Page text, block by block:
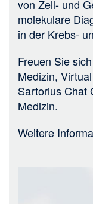
von Zell- und
molekulare
in der Krebs-
Freuen Sie
Medizin,
Sartorius Chat
Medizin.
Weitere